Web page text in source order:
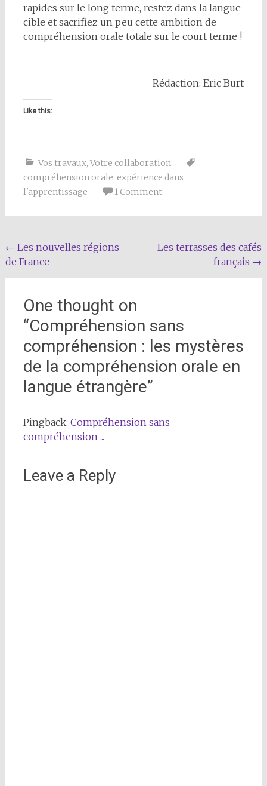
rapides sur le long terme, restez dans la langue
cible et sacrifiez un peu cette ambition de
compréhension orale totale sur le court terme !
Rédaction: Eric Burt
Like this:
Vos travaux, Votre collaboration
compréhension orale, expérience dans
l'apprentissage
1 Comment
Post
navigation
← Les nouvelles régions
de France
Les terrasses des cafés
français →
One thought on
“Compréhension sans
compréhension : les mystères
de la compréhension orale en
langue étrangère”
Pingback: Compréhension sans
compréhension ...
Leave a Reply